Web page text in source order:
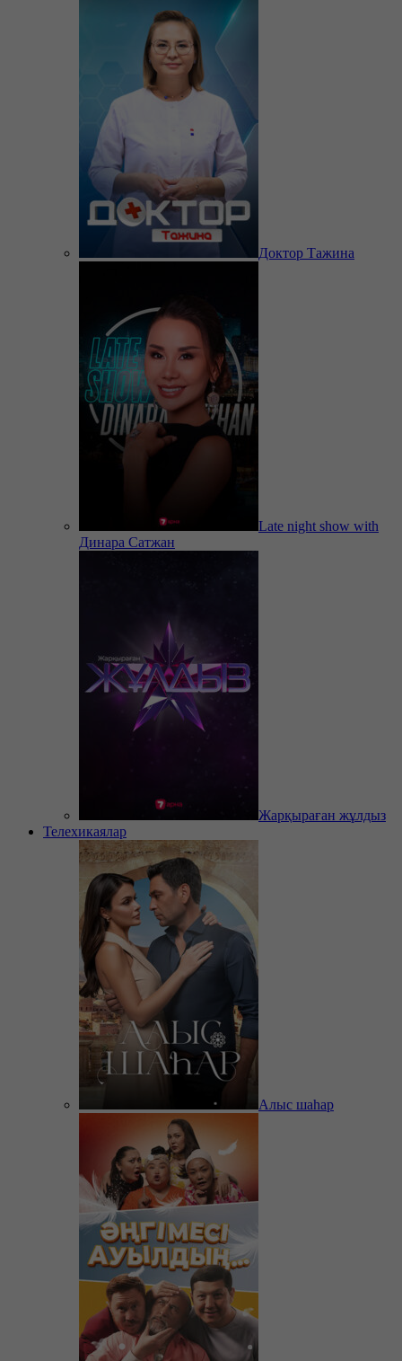
Доктор Тажина
Late night show with
Динара Сатжан
Жарқыраған жұлдыз
Телехикаялар
Алыс шаһар